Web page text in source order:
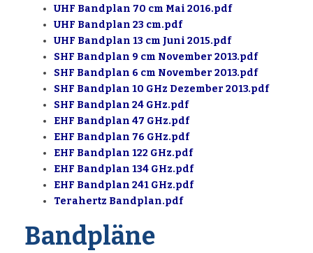
UHF Bandplan 70 cm Mai 2016.pdf
UHF Bandplan 23 cm.pdf
UHF Bandplan 13 cm Juni 2015.pdf
SHF Bandplan 9 cm November 2013.pdf
SHF Bandplan 6 cm November 2013.pdf
SHF Bandplan 10 GHz Dezember 2013.pdf
SHF Bandplan 24 GHz.pdf
EHF Bandplan 47 GHz.pdf
EHF Bandplan 76 GHz.pdf
EHF Bandplan 122 GHz.pdf
EHF Bandplan 134 GHz.pdf
EHF Bandplan 241 GHz.pdf
Terahertz Bandplan.pdf
Bandpläne